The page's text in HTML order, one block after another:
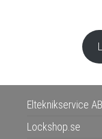
Elteknikservice AB
Lockshop.se